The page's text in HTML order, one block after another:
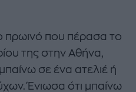
πρωινό που πέρασα το
της στην Αθήνα,
σε ένα ατελιέ ή
Ένιωσα ότι μπαίνω